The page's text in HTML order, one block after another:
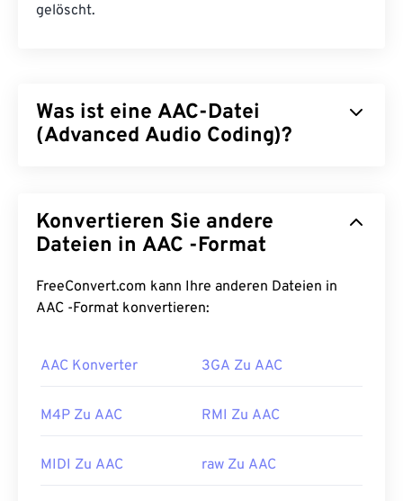
gelöscht.
Was ist eine AAC-Datei
(Advanced Audio Coding)?
verlustbehafteteKomprimierung reduziert. Es wird
hauptsächlich für digitales Fernsehen, digitales
das Standard-Audioformat füriOS,YouTube,
Nintendound Playstation.ISO
gleichzeitig eine ähnliche Qualität wie
Die besten Ergebnisse erzielen Sie mit
Konvertieren Sie andere
Dateien in AAC -Format
FreeConvert.com kann Ihre anderen Dateien in
AAC -Format konvertieren:
AAC Konverter 3GA Zu AAC
M4P Zu AAC RMI Zu AAC
MIDI Zu AAC raw Zu AAC